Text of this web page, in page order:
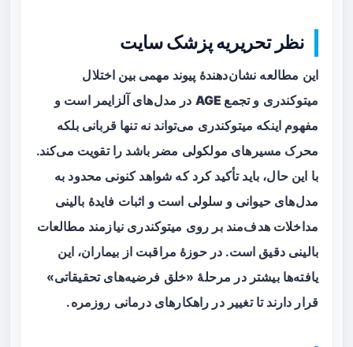
نظر تحریریه پزشک سایت
این مطالعه نشان‌دهندهٔ پیوند مهمی بین اختلال
میتوکندری وتجمع AGE
در مدل‌های آلزایمر است و
مفهوم اینکه میتوکندری می‌تواند نه تنها قربانی بلکه
محرک مسیرهای مولکولی مضر باشد را تقویت می‌کند.
با این حال، باید تأکید کرد که شواهد کنونی محدود به
مدل‌های حیوانی و سلولی است و اثبات فایدهٔ بالینی
مداخلات هدف‌مند بر روی میتوکندری نیازمند مطالعات
بالینی دقیق است. در حوزهٔ مراقبت از بیماران، این
یافته‌ها بیشتر در مرحلهٔ «خلق فرضیه‌های تحقیقاتی»
قرار دارند تا تغییر در راهکارهای درمانی روزمره.